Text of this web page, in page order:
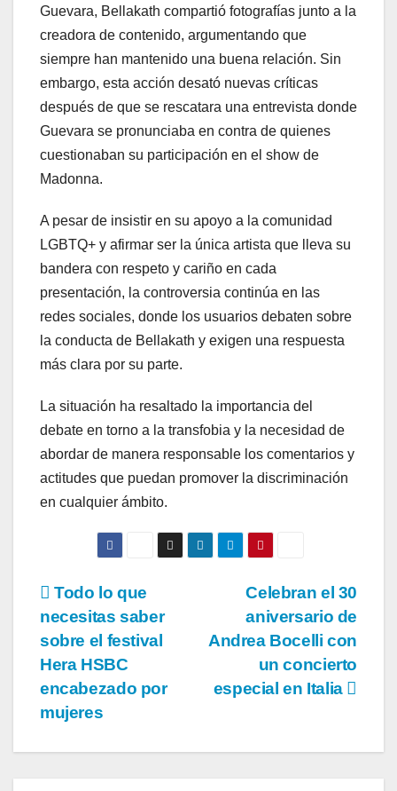
Guevara, Bellakath compartió fotografías junto a la
creadora de contenido, argumentando que
siempre han mantenido una buena relación. Sin
embargo, esta acción desató nuevas críticas
después de que se rescatara una entrevista donde
Guevara se pronunciaba en contra de quienes
cuestionaban su participación en el show de
Madonna.
A pesar de insistir en su apoyo a la comunidad
LGBTQ+ y afirmar ser la única artista que lleva su
bandera con respeto y cariño en cada
presentación, la controversia continúa en las
redes sociales, donde los usuarios debaten sobre
la conducta de Bellakath y exigen una respuesta
más clara por su parte.
La situación ha resaltado la importancia del
debate en torno a la transfobia y la necesidad de
abordar de manera responsable los comentarios y
actitudes que puedan promover la discriminación
en cualquier ámbito.
Navegación
de
entradas
Celebran el 30
aniversario de
Andrea Bocelli con
un concierto
especial en Italia
Todo lo que
necesitas saber
sobre el festival
Hera HSBC
encabezado por
mujeres